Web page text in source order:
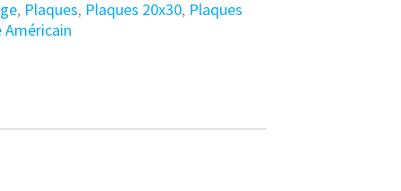
, Plaques, Plaques 20x30, Plaques
Américain